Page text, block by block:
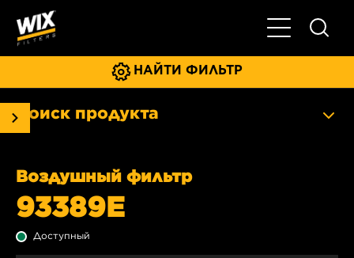
Главное
НАЙТИ ФИЛЬТР
Поиск продукта
Воздушный фильтр
93389E
Доступный